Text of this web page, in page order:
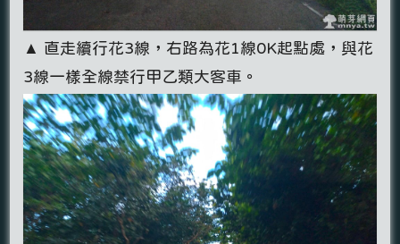
▲ 直走續行花3線，右路為花1線0K起點處，與花
3線一樣全線禁行甲乙類大客車。